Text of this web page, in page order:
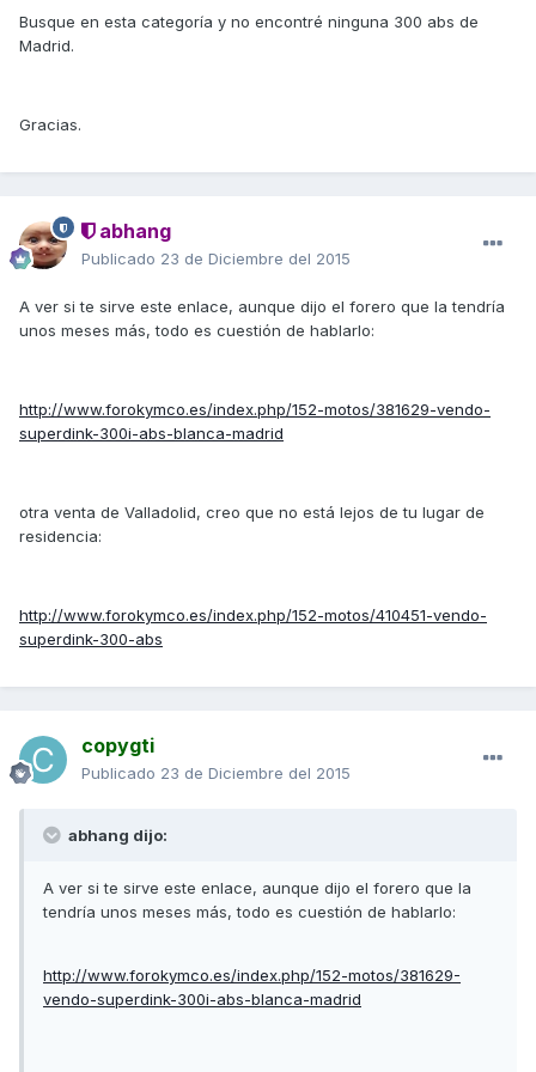
Busque en esta categoría y no encontré ninguna 300 abs de
Madrid.
Gracias.
abhang
Publicado 23 de Diciembre del 2015
A ver si te sirve este enlace, aunque dijo el forero que la tendría
unos meses más, todo es cuestión de hablarlo:
http://www.forokymco.es/index.php/152-motos/381629-vendo-
superdink-300i-abs-blanca-madrid
otra venta de Valladolid, creo que no está lejos de tu lugar de
residencia:
http://www.forokymco.es/index.php/152-motos/410451-vendo-
superdink-300-abs
copygti
Publicado 23 de Diciembre del 2015
abhang dijo:
A ver si te sirve este enlace, aunque dijo el forero que la
tendría unos meses más, todo es cuestión de hablarlo:
http://www.forokymco.es/index.php/152-motos/381629-
vendo-superdink-300i-abs-blanca-madrid